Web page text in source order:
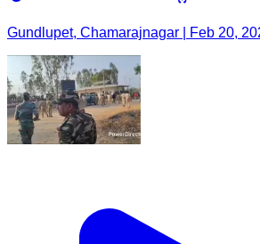
Gundlupet, Chamarajnagar | Feb 20,